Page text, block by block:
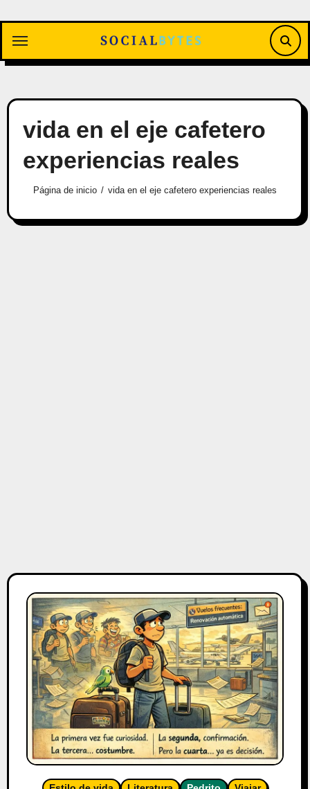
contenido
vida en el eje cafetero
experiencias reales
Página de inicio vida en el eje cafetero experiencias reales